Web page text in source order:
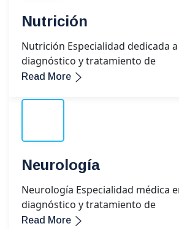
Nutrición
Nutrición Especialidad dedicada
diagnóstico y tratamiento de
Read More
Neurología
Neurología Especialidad médica
diagnóstico y tratamiento de
Read More